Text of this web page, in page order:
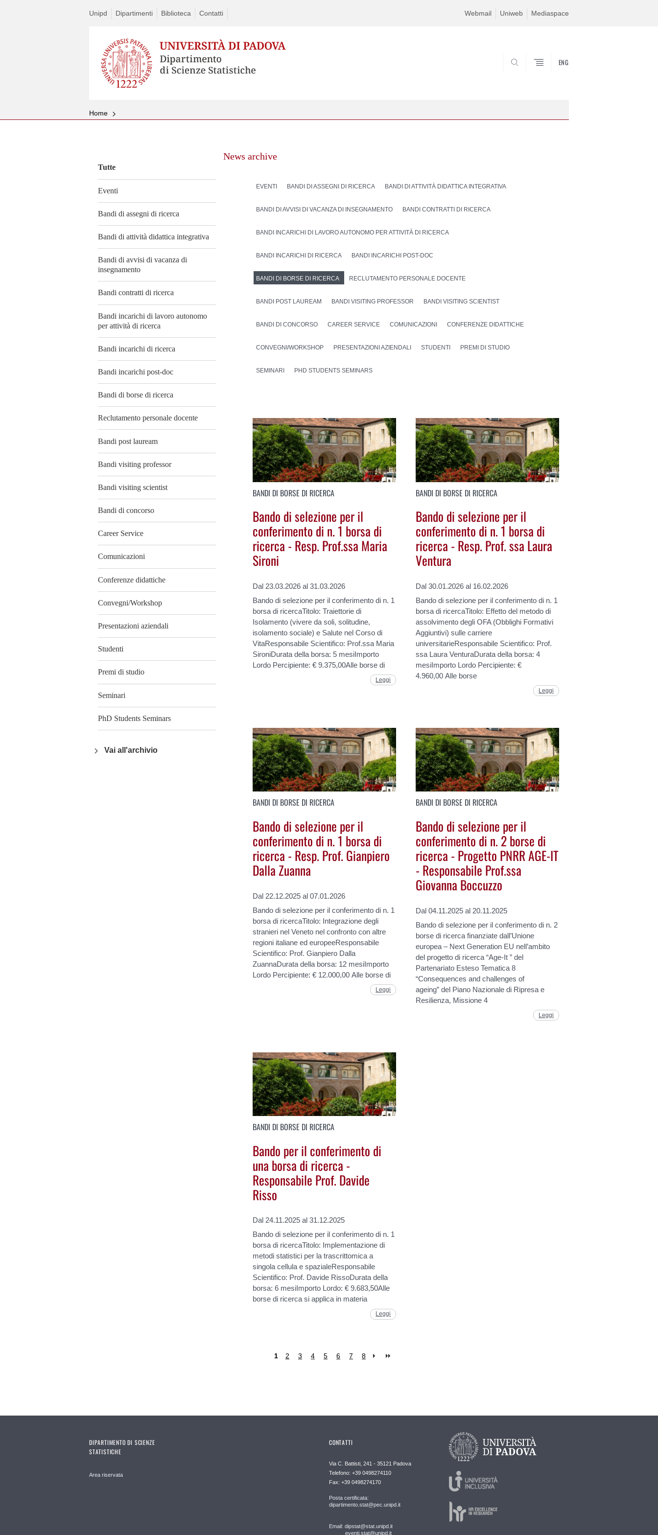
Unipd Dipartimenti Biblioteca Contatti Webmail Uniweb Mediaspace
ENG
Home
Tutte
Eventi
Bandi di assegni di ricerca
Bandi di attività didattica integrativa
Bandi di avvisi di vacanza di
insegnamento
Bandi contratti di ricerca
Bandi incarichi di lavoro autonomo
per attività di ricerca
Bandi incarichi di ricerca
Bandi incarichi post-doc
Bandi di borse di ricerca
Reclutamento personale docente
Bandi post lauream
Bandi visiting professor
Bandi visiting scientist
Bandi di concorso
Career Service
Comunicazioni
Conferenze didattiche
Convegni/Workshop
Presentazioni aziendali
Studenti
Premi di studio
Seminari
PhD Students Seminars
Vai all'archivio
News archive
EVENTI BANDI DI ASSEGNI DI RICERCA BANDI DI ATTIVITÀ DIDATTICA INTEGRATIVA
BANDI DI AVVISI DI VACANZA DI INSEGNAMENTO BANDI CONTRATTI DI RICERCA
BANDI INCARICHI DI LAVORO AUTONOMO PER ATTIVITÀ DI RICERCA
BANDI INCARICHI DI RICERCA BANDI INCARICHI POST-DOC
BANDI DI BORSE DI RICERCA RECLUTAMENTO PERSONALE DOCENTE
BANDI POST LAUREAM BANDI VISITING PROFESSOR BANDI VISITING SCIENTIST
BANDI DI CONCORSO CAREER SERVICE COMUNICAZIONI CONFERENZE DIDATTICHE
CONVEGNI/WORKSHOP PRESENTAZIONI AZIENDALI STUDENTI PREMI DI STUDIO
SEMINARI PHD STUDENTS SEMINARS
BANDI DI BORSE DI RICERCA
Bando di selezione per il
conferimento di n. 1 borsa di
ricerca - Resp. Prof.ssa Maria
Sironi
Dal 23.03.2026 al 31.03.2026
Bando di selezione per il conferimento di n. 1
borsa di ricercaTitolo: Traiettorie di
Isolamento (vivere da soli, solitudine,
isolamento sociale) e Salute nel Corso di
VitaResponsabile Scientifico: Prof.ssa Maria
SironiDurata della borsa: 5 mesiImporto
Lordo Percipiente: € 9.375,00Alle borse di
Leggi
BANDI DI BORSE DI RICERCA
Bando di selezione per il
conferimento di n. 1 borsa di
ricerca - Resp. Prof. ssa Laura
Ventura
Dal 30.01.2026 al 16.02.2026
Bando di selezione per il conferimento di n. 1
borsa di ricercaTitolo: Effetto del metodo di
assolvimento degli OFA (Obblighi Formativi
Aggiuntivi) sulle carriere
universitarieResponsabile Scientifico: Prof.
ssa Laura VenturaDurata della borsa: 4
mesiImporto Lordo Percipiente: €
4.960,00 Alle borse
Leggi
BANDI DI BORSE DI RICERCA
Bando di selezione per il
conferimento di n. 1 borsa di
ricerca - Resp. Prof. Gianpiero
Dalla Zuanna
Dal 22.12.2025 al 07.01.2026
Bando di selezione per il conferimento di n. 1
borsa di ricercaTitolo: Integrazione degli
stranieri nel Veneto nel confronto con altre
regioni italiane ed europeeResponsabile
Scientifico: Prof. Gianpiero Dalla
ZuannaDurata della borsa: 12 mesiImporto
Lordo Percipiente: € 12.000,00 Alle borse di
Leggi
BANDI DI BORSE DI RICERCA
Bando di selezione per il
conferimento di n. 2 borse di
ricerca - Progetto PNRR AGE-IT
- Responsabile Prof.ssa
Giovanna Boccuzzo
Dal 04.11.2025 al 20.11.2025
Bando di selezione per il conferimento di n. 2
borse di ricerca finanziate dall’Unione
europea – Next Generation EU nell’ambito
del progetto di ricerca “Age-It ” del
Partenariato Esteso Tematica 8
“Consequences and challenges of
ageing” del Piano Nazionale di Ripresa e
Resilienza, Missione 4
Leggi
BANDI DI BORSE DI RICERCA
Bando per il conferimento di
una borsa di ricerca -
Responsabile Prof. Davide
Risso
Dal 24.11.2025 al 31.12.2025
Bando di selezione per il conferimento di n. 1
borsa di ricercaTitolo: Implementazione di
metodi statistici per la trascrittomica a
singola cellula e spazialeResponsabile
Scientifico: Prof. Davide RissoDurata della
borsa: 6 mesiImporto Lordo: € 9.683,50Alle
borse di ricerca si applica in materia
Leggi
1 2 3 4 5 6 7 8
DIPARTIMENTO DI SCIENZE
STATISTICHE
Area riservata
CONTATTI
Via C. Battisti, 241 - 35121 Padova
Telefono: +39 0498274110
Fax: +39 0498274170
Posta certificata:
dipartimento.stat@pec.unipd.it
Email: dipstat@stat.unipd.it
eventi.stat@unipd.it